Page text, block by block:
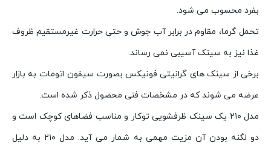
بفرد محسوب می شود.
تحمل گرما، مقاوم در برابر آب جوش و حتی حرارت غیرمستقیم ظروف
غذا نیز به سینک آسیبی نمی رساند.
برخی از سینک های گرانیتی فونیکس بصورت سیفون اتومات به بازار
عرضه می شوند که در مشخصات فنی محصول ذکر شده است.
مدل ۲۱۰ یک سینک ظرفشویی توکار و مناسب فضاهای کوچک است و
دو لگنه بودن آن مزیت مهمی به شمار می آید. مدل ۲۱۰ به دلیل